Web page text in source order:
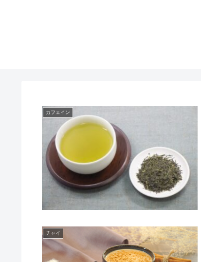
カフェイン
チャイ